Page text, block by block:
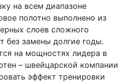
на всем диапазоне
полотно выполнено из
слоев сложного
без замены долгие годы.
на мощностях лидера в
– швейцарской компании
эффект тренировки